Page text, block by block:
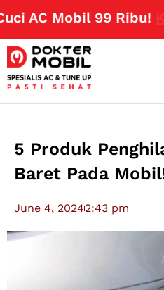
Mobil 99 Ribu!Klik
5 Produk
Baret Pada
June 4, 20242:43 pm